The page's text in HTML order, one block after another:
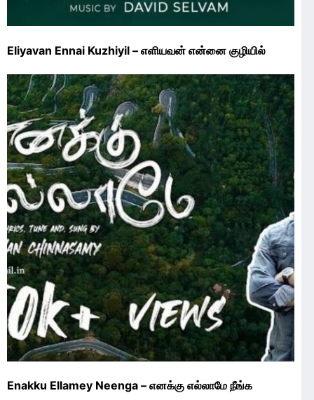
Eliyavan Ennai Kuzhiyil – எளியவன் என்னை குழியில்
Enakku Ellamey Neenga – எனக்கு எல்லாமே நீங்க